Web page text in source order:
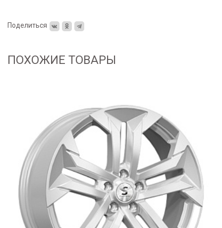
Поделиться
ПОХОЖИЕ ТОВАРЫ